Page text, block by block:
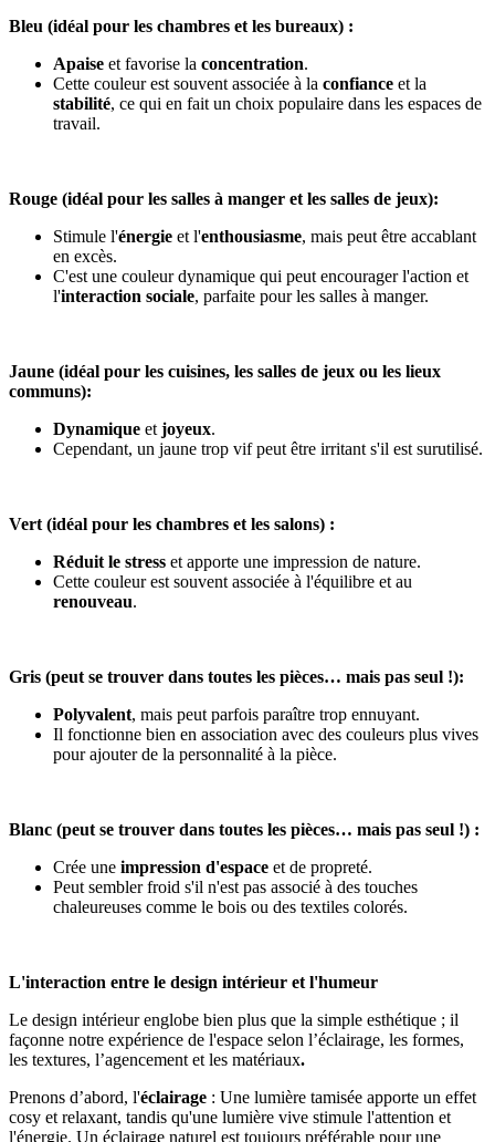
Bleu (idéal pour les chambres et les bureaux) :
Apaise et favorise la concentration.
Cette couleur est souvent associée à la confiance et la
stabilité, ce qui en fait un choix populaire dans les espaces de
travail.
Rouge (idéal pour les salles à manger et les salles de jeux):
Stimule l'énergie et l'enthousiasme, mais peut être accablant
en excès.
C'est une couleur dynamique qui peut encourager l'action et
l'interaction sociale, parfaite pour les salles à manger.
Jaune (idéal pour les cuisines, les salles de jeux ou les lieux
communs):
Dynamique et joyeux.
Cependant, un jaune trop vif peut être irritant s'il est surutilisé.
Vert (idéal pour les chambres et les salons) :
Réduit le stress et apporte une impression de nature.
Cette couleur est souvent associée à l'équilibre et au
renouveau.
Gris (peut se trouver dans toutes les pièces… mais pas seul !):
Polyvalent, mais peut parfois paraître trop ennuyant.
Il fonctionne bien en association avec des couleurs plus vives
pour ajouter de la personnalité à la pièce.
Blanc (peut se trouver dans toutes les pièces… mais pas seul !) :
Crée une impression d'espace et de propreté.
Peut sembler froid s'il n'est pas associé à des touches
chaleureuses comme le bois ou des textiles colorés.
L'interaction entre le design intérieur et l'humeur
Le design intérieur englobe bien plus que la simple esthétique ; il
façonne notre expérience de l'espace selon l’éclairage, les formes,
les textures, l’agencement et les matériaux.
Prenons d’abord, l'éclairage : Une lumière tamisée apporte un effet
cosy et relaxant, tandis qu'une lumière vive stimule l'attention et
l'énergie. Un éclairage naturel est toujours préférable pour une